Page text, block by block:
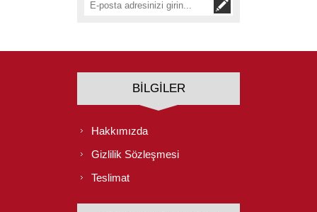
BILGILER
Hakkımızda
Gizlilik Sözleşmesi
Teslimat